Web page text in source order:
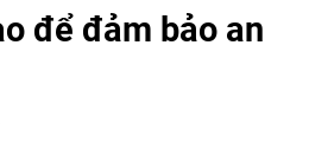
để đảm bảo an